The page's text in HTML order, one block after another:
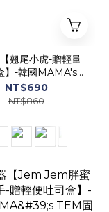
翹尾小虎-贈輕量
】-韓國MAMA's
TEM固齒器
NT$690
NT$860